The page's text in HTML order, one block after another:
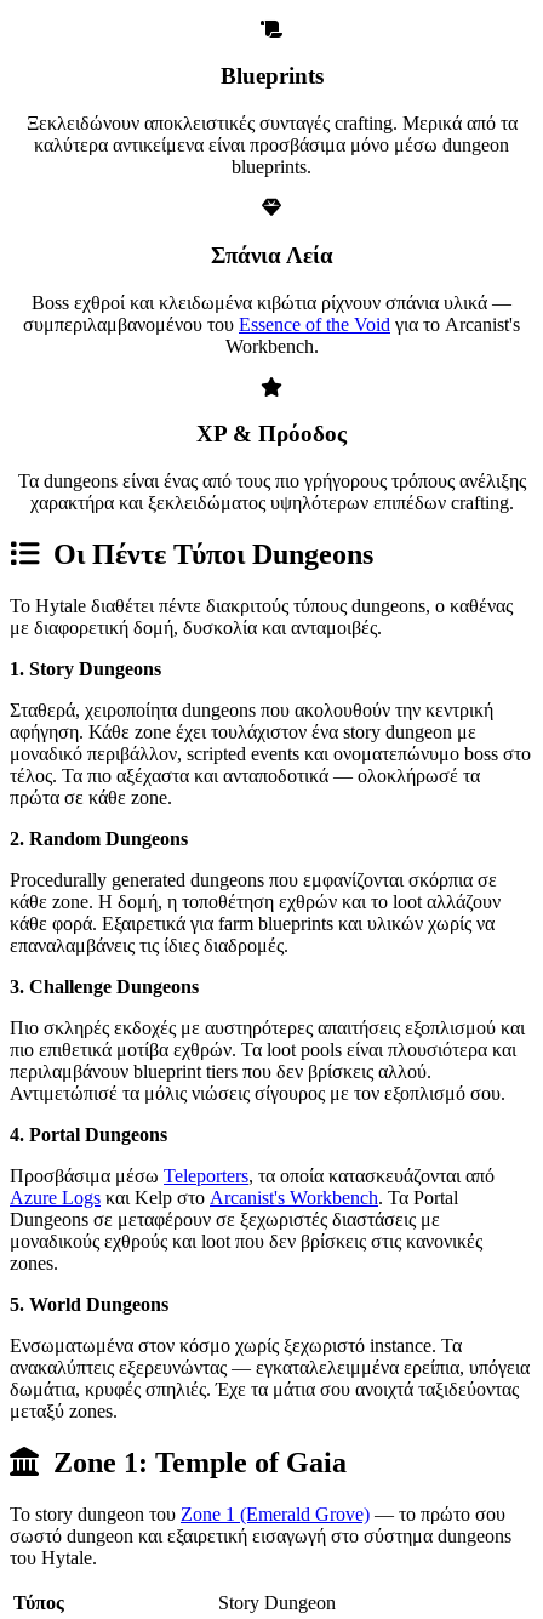
Blueprints
Ξεκλειδώνουν αποκλειστικές συνταγές crafting. Μερικά από τα
καλύτερα αντικείμενα είναι προσβάσιμα μόνο μέσω dungeon
blueprints.
Σπάνια Λεία
Boss εχθροί και κλειδωμένα κιβώτια ρίχνουν σπάνια υλικά —
συμπεριλαμβανομένου του Essence of the Void για το Arcanist's
Workbench.
XP & Πρόοδος
Τα dungeons είναι ένας από τους πιο γρήγορους τρόπους ανέλιξης
χαρακτήρα και ξεκλειδώματος υψηλότερων επιπέδων crafting.
Οι Πέντε Τύποι Dungeons
Το Hytale διαθέτει πέντε διακριτούς τύπους dungeons, ο καθένας
με διαφορετική δομή, δυσκολία και ανταμοιβές.
1. Story Dungeons
Σταθερά, χειροποίητα dungeons που ακολουθούν την κεντρική
αφήγηση. Κάθε zone έχει τουλάχιστον ένα story dungeon με
μοναδικό περιβάλλον, scripted events και ονοματεπώνυμο boss στο
τέλος. Τα πιο αξέχαστα και ανταποδοτικά — ολοκλήρωσέ τα
πρώτα σε κάθε zone.
2. Random Dungeons
Procedurally generated dungeons που εμφανίζονται σκόρπια σε
κάθε zone. Η δομή, η τοποθέτηση εχθρών και το loot αλλάζουν
κάθε φορά. Εξαιρετικά για farm blueprints και υλικών χωρίς να
επαναλαμβάνεις τις ίδιες διαδρομές.
3. Challenge Dungeons
Πιο σκληρές εκδοχές με αυστηρότερες απαιτήσεις εξοπλισμού και
πιο επιθετικά μοτίβα εχθρών. Τα loot pools είναι πλουσιότερα και
περιλαμβάνουν blueprint tiers που δεν βρίσκεις αλλού.
Αντιμετώπισέ τα μόλις νιώσεις σίγουρος με τον εξοπλισμό σου.
4. Portal Dungeons
Προσβάσιμα μέσω Teleporters, τα οποία κατασκευάζονται από
Azure Logs και Kelp στο Arcanist's Workbench. Τα Portal
Dungeons σε μεταφέρουν σε ξεχωριστές διαστάσεις με
μοναδικούς εχθρούς και loot που δεν βρίσκεις στις κανονικές
zones.
5. World Dungeons
Ενσωματωμένα στον κόσμο χωρίς ξεχωριστό instance. Τα
ανακαλύπτεις εξερευνώντας — εγκαταλελειμμένα ερείπια, υπόγεια
δωμάτια, κρυφές σπηλιές. Έχε τα μάτια σου ανοιχτά ταξιδεύοντας
μεταξύ zones.
Zone 1: Temple of Gaia
Το story dungeon του Zone 1 (Emerald Grove) — το πρώτο σου
σωστό dungeon και εξαιρετική εισαγωγή στο σύστημα dungeons
του Hytale.
Τύπος
Story Dungeon